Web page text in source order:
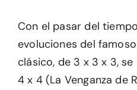
Con el pasar del
evoluciones del
clásico, de 3 x 3 x 3,
4 x 4 (La Venganza de